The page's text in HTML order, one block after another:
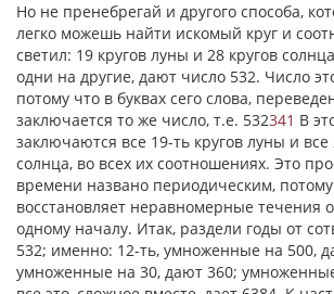
Но не пренебрегай и другого способа,
легко можешь найти искомый круг и
светил: 19 кругов луны и 28 кругов
одни на другие, дают число 532. Число
потому что в буквах сего слова,
заключается то же число, т.е. 532341 В
заключаются все 19-ть кругов луны и все
солнца, во всех их соотношениях. Это
времени названо периодическим,
восстановляет неравномерные течения
одному началу. Итак, раздели годы от
532; именно: 12-ть, умноженные на 500,
умноженные на 30, дают 360;